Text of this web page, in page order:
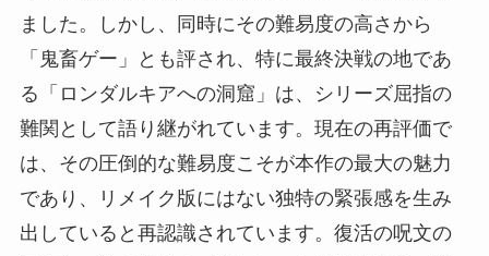
ました。しかし、同時にその難易度の高さから
「鬼畜ゲー」とも評され、特に最終決戦の地であ
る「ロンダルキアへの洞窟」は、シリーズ屈指の
難関として語り継がれています。現在の再評価で
は、その圧倒的な難易度こそが本作の最大の魅力
であり、リメイク版にはない独特の緊張感を生み
出していると再認識されています。復活の呪文の